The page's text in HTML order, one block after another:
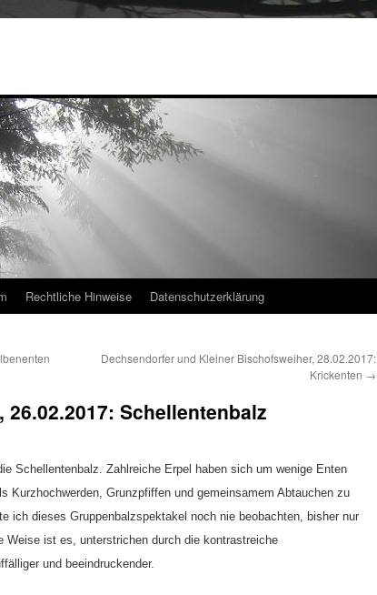
Rechtliche Hinweise Datenschutzerklärung
Dechsendorfer und Kleiner Bischofsweiher, 28.02.2017:
Krickenten →
Schellentenbalz
Schellentenbalz. Zahlreiche Erpel haben sich um wenige Enten
Kurzhochwerden, Grunzpfiffen und gemeinsamem Abtauchen zu
ich dieses Gruppenbalzspektakel noch nie beobachten, bisher nur
Weise ist es, unterstrichen durch die kontrastreiche
und beeindruckender.